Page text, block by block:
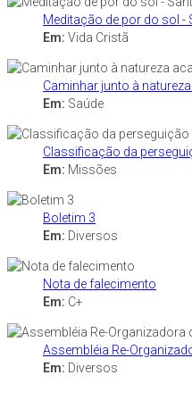
Meditação de por do sol -
Em: Vida Cristã
Caminhar junto à
Em: Saúde
Classificação da
Em: Missões
Boletim 3
Em: Diversos
Nota de falecimento
Em: C+
Assembléia Re-
Em: Diversos